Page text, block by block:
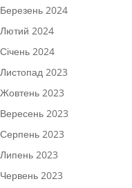
Березень 2024
Лютий 2024
Січень 2024
Листопад 2023
Жовтень 2023
Вересень 2023
Серпень 2023
Липень 2023
Червень 2023